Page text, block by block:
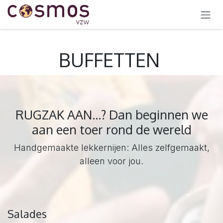
OVERSLAAN NAAR INHOUD
BUFFETTEN
RUGZAK AAN...? Dan beginnen we
aan een toer rond de wereld
Handgemaakte lekkernijen: Alles zelfgemaakt,
alleen voor jou.
Salades